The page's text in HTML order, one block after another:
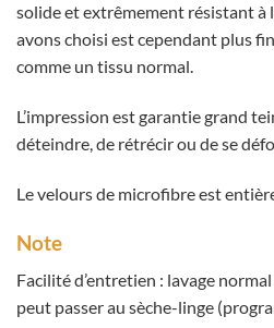
solide et extrêmement résistant à
avons choisi est cependant plus
comme un tissu normal.
L’impression est garantie grand
déteindre, de rétrécir ou de se
Le velours de microfibre est
Note
Facilité d’entretien : lavage
peut passer au sèche-linge